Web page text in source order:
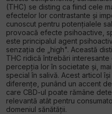
(THC) se disting ca fiind cele
efectelor lor contrastante și
cunoscut pentru potențialele
provoacă efecte psihoactive,
este principalul agent
senzația de „high". Această
THC ridică întrebări interesante
percepția lor în societate și,
special în salivă. Acest articol
diferențe, punând un accent
care CBD-ul poate rămâne
relevantă atât pentru
domeniul sănătății.